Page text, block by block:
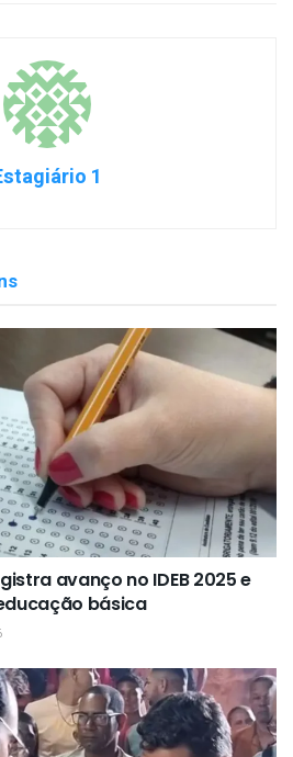
1
avanço no IDEB 2025 e
básica